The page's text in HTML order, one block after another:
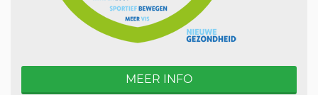
MEER INFO